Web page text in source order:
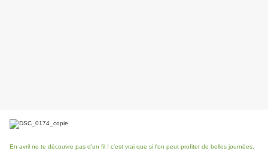
En avril ne te découvre pas d'un fil ! c'est vrai que si l'on peut profiter de belles journées,